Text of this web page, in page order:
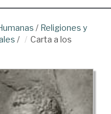
/ Religiones y
/
Carta a los